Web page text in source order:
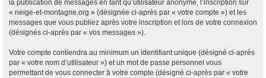
la publication de messages en tant qu’utilisateur anonyme, l’inscription sur
« neige-et-montagne.org » (désignée ci-après par « votre compte ») et les
messages que vous publiez après votre inscription et lors de votre connexion
(désignés ci-après par « vos messages »).
Votre compte contiendra au minimum un identifiant unique (désigné ci-après
par « votre nom d’utilisateur ») et un mot de passe personnel vous
permettant de vous connecter à votre compte (désigné ci-après par « votre